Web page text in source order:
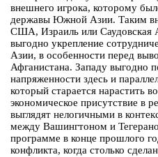
внешнего игрока, которому
державы Южной Азии. Таким
США, Израиль или Саудовская
выгодно укрепление
Азии, в особенности перед
Афганистана. Западу выгодно
напряженности здесь и
который старается нарастить
экономическое присутствие в
выглядят нелогичными в
между Вашингтоном и
программе в конце прошлого
конфликта, когда столько